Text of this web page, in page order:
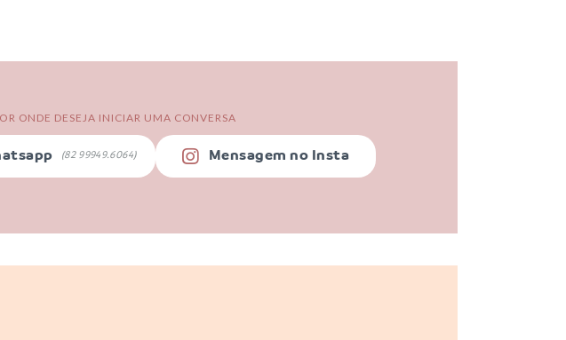
ONDE DESEJA INICIAR UMA CONVERSA
(82 99949.6064) Mensagem no Insta